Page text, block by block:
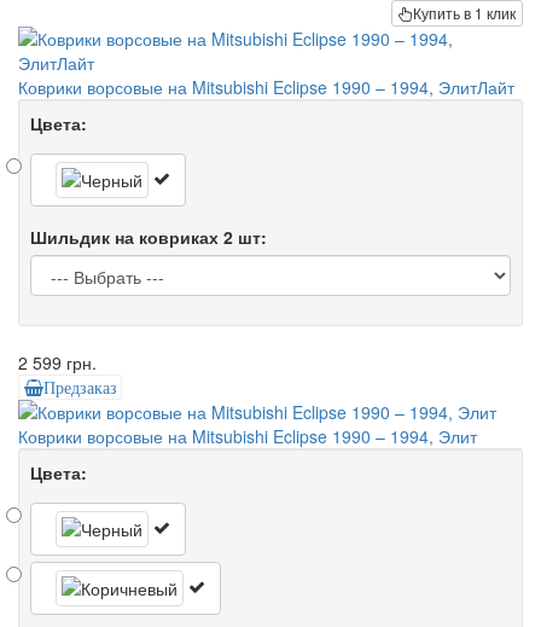
Купить в 1 клик
Коврики ворсовые на Mitsubishi Eclipse 1990 – 1994, ЭлитЛайт
Цвета:
Шильдик на ковриках 2 шт:
2 599 грн.
Предзаказ
Коврики ворсовые на Mitsubishi Eclipse 1990 – 1994, Элит
Цвета: